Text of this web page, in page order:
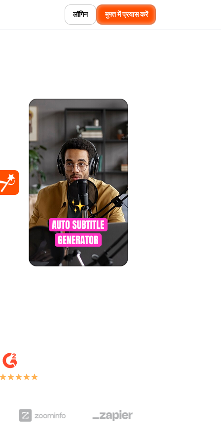
लॉगिन मुफ्त में प्रयास करें